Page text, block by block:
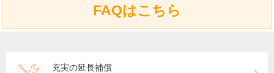
FAQはこちら
充実の延長補償